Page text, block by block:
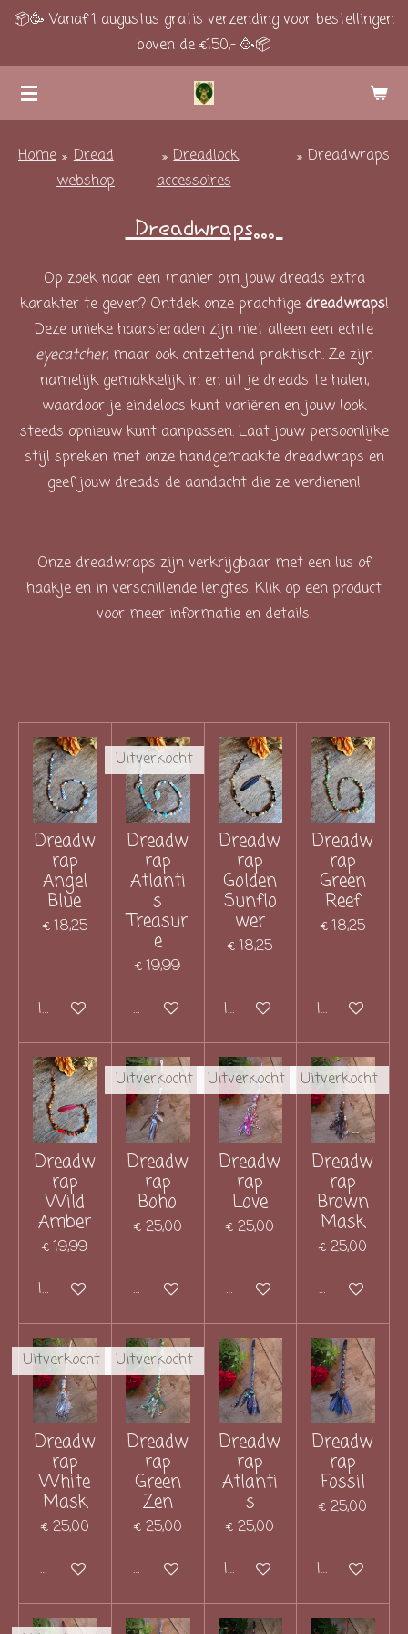
Ga
de
hoofdinhoud
📦🥳 Vanaf 1 augustus gratis verzending voor bestellingen
boven de €150,- 🥳📦
Home » Dread
webshop
» Dreadlock
accessoires
» Dreadwraps
Dreadwraps...
Op zoek naar een manier om jouw dreads extra
karakter te geven? Ontdek onze prachtige dreadwraps!
Deze unieke haarsieraden zijn niet alleen een echte
eyecatcher, maar ook ontzettend praktisch. Ze zijn
namelijk gemakkelijk in en uit je dreads te halen,
waardoor je eindeloos kunt variëren en jouw look
steeds opnieuw kunt aanpassen. Laat jouw persoonlijke
stijl spreken met onze handgemaakte dreadwraps en
geef jouw dreads de aandacht die ze verdienen!
Onze dreadwraps zijn verkrijgbaar met een lus of
haakje en in verschillende lengtes. Klik op een product
voor meer informatie en details.
Dreadw
rap
Angel
Blue
€ 18,25
In winkelwagen
Uitverkocht
Dreadw
rap
Atlanti
s
Treasur
e
€ 19,99
Houd mij op de hoogte
Dreadw
rap
Golden
Sunflo
wer
€ 18,25
In winkelwagen
Dreadw
rap
Green
Reef
€ 18,25
In
Dreadw
rap
Wild
Amber
€ 19,99
In winkelwagen
Uitverkocht
Dreadw
rap
Boho
€ 25,00
Houd mij op de hoogte
Uitverkocht
Dreadw
rap
Love
€ 25,00
Houd mij op de hoogte
Uitverkocht
Dreadw
rap
Brown
Mask
€ 25,00
Houd mij op
Uitverkocht
Dreadw
rap
White
Mask
€ 25,00
Houd mij op de hoogte
Uitverkocht
Dreadw
rap
Green
Zen
€ 25,00
Houd mij op de hoogte
Dreadw
rap
Atlanti
s
€ 25,00
In winkelwagen
Dreadw
rap
Fossil
€ 25,00
In